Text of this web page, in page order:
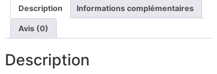
Description Informations complémentaires
Avis (0)
Description